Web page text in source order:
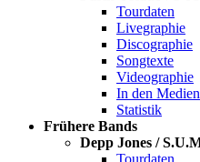
Tourdaten
Livegraphie
Discographie
Songtexte
Videographie
In den Medien
Statistik
Frühere Bands
Depp Jones /
Tourdaten